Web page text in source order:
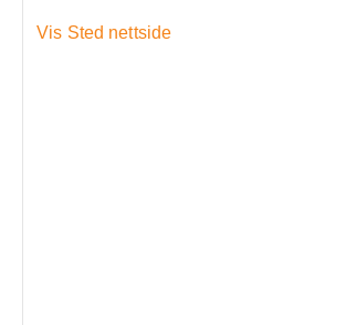
Vis Sted nettside